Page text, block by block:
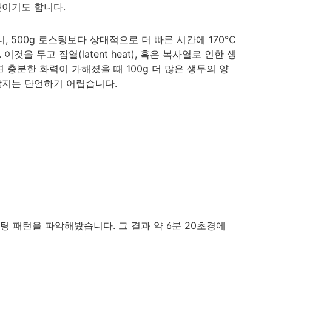
기도 합니다.
500g 로스팅보다 상대적으로 더 빠른 시간에 170℃
것을 두고 잠열(latent heat), 혹은 복사열로 인한 생
충분한 화력이 가해졌을 때 100g 더 많은 생두의 양
는 단언하기 어렵습니다.
패턴을 파악해봤습니다. 그 결과 약 6분 20초경에